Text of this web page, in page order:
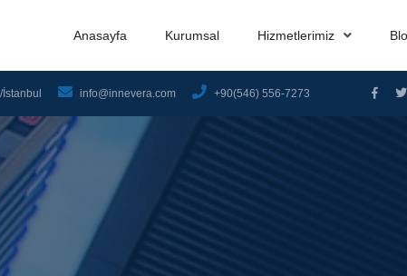
Anasayfa Kurumsal Hizmetlerimiz
info@innevera.com +90(546) 556-7273